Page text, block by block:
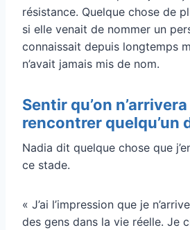
résistance. Quelque chose de
si elle venait de nommer un
connaissait depuis longtemps
n’avait jamais mis de nom.
Sentir qu’on
rencontrer quelqu’un
Nadia dit quelque chose que
ce stade.
« J’ai l’impression que je
des gens dans la vie réelle. Je